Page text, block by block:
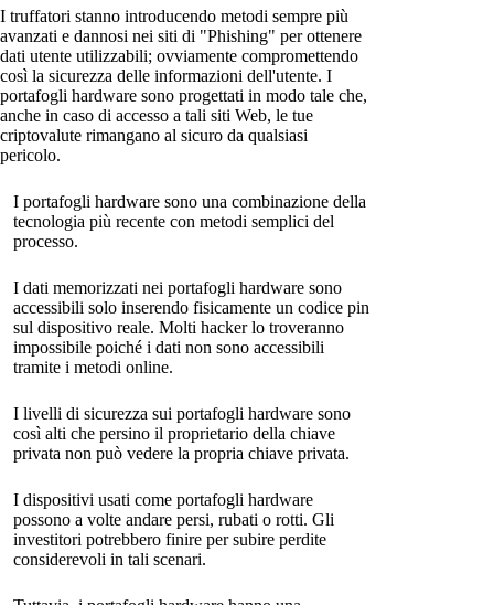
I truffatori stanno introducendo metodi sempre più
avanzati e dannosi nei siti di "Phishing" per ottenere
dati utente utilizzabili; ovviamente compromettendo
così la sicurezza delle informazioni dell'utente. I
portafogli hardware sono progettati in modo tale che,
anche in caso di accesso a tali siti Web, le tue
criptovalute rimangano al sicuro da qualsiasi
pericolo.
I portafogli hardware sono una combinazione della
tecnologia più recente con metodi semplici del
processo.
I dati memorizzati nei portafogli hardware sono
accessibili solo inserendo fisicamente un codice pin
sul dispositivo reale. Molti hacker lo troveranno
impossibile poiché i dati non sono accessibili
tramite i metodi online.
I livelli di sicurezza sui portafogli hardware sono
così alti che persino il proprietario della chiave
privata non può vedere la propria chiave privata.
I dispositivi usati come portafogli hardware
possono a volte andare persi, rubati o rotti. Gli
investitori potrebbero finire per subire perdite
considerevoli in tali scenari.